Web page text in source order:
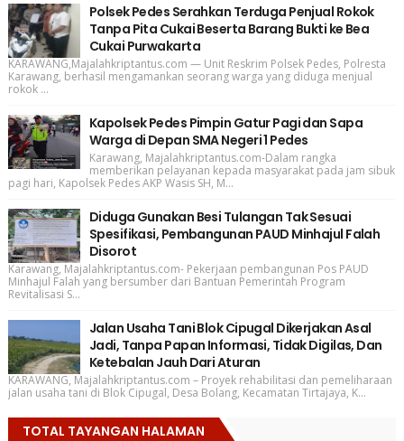
Polsek Pedes Serahkan Terduga Penjual Rokok
Tanpa Pita Cukai Beserta Barang Bukti ke Bea
Cukai Purwakarta
KARAWANG,Majalahkriptantus.com — Unit Reskrim Polsek Pedes, Polresta
Karawang, berhasil mengamankan seorang warga yang diduga menjual
rokok ...
Kapolsek Pedes Pimpin Gatur Pagi dan Sapa
Warga di Depan SMA Negeri 1 Pedes
Karawang, Majalahkriptantus.com-Dalam rangka
memberikan pelayanan kepada masyarakat pada jam sibuk
pagi hari, Kapolsek Pedes AKP Wasis SH, M...
Diduga Gunakan Besi Tulangan Tak Sesuai
Spesifikasi, Pembangunan PAUD Minhajul Falah
Disorot
Karawang, Majalahkriptantus.com- Pekerjaan pembangunan Pos PAUD
Minhajul Falah yang bersumber dari Bantuan Pemerintah Program
Revitalisasi S...
Jalan Usaha Tani Blok Cipugal Dikerjakan Asal
Jadi, Tanpa Papan Informasi, Tidak Digilas, Dan
Ketebalan Jauh Dari Aturan
KARAWANG, Majalahkriptantus.com – Proyek rehabilitasi dan pemeliharaan
jalan usaha tani di Blok Cipugal, Desa Bolang, Kecamatan Tirtajaya, K...
TOTAL TAYANGAN HALAMAN